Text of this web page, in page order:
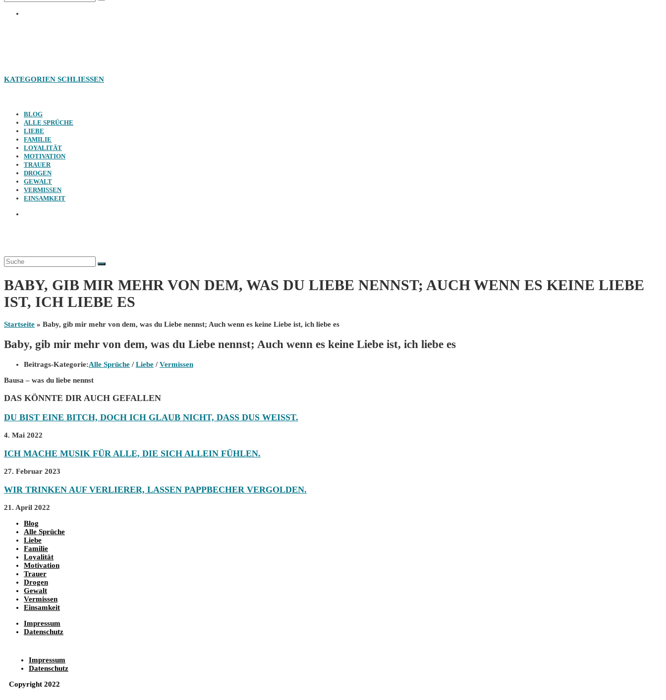
KATEGORIEN SCHLIESSEN
BLOG
ALLE SPRÜCHE
LIEBE
FAMILIE
LOYALITÄT
MOTIVATION
TRAUER
DROGEN
GEWALT
VERMISSEN
EINSAMKEIT
BABY, GIB MIR MEHR VON DEM, WAS DU LIEBE NENNST; AUCH WENN ES KEINE LIEBE
IST, ICH LIEBE ES
Startseite » Baby, gib mir mehr von dem, was du Liebe nennst; Auch wenn es keine Liebe ist, ich liebe es
Baby, gib mir mehr von dem, was du Liebe nennst; Auch wenn es keine Liebe ist, ich liebe es
Beitrags-Kategorie:Alle Sprüche / Liebe / Vermissen
Bausa – was du liebe nennst
DAS KÖNNTE DIR AUCH GEFALLEN
DU BIST EINE BITCH, DOCH ICH GLAUB NICHT, DASS DUS WEISST.
4. Mai 2022
ICH MACHE MUSIK FÜR ALLE, DIE SICH ALLEIN FÜHLEN.
27. Februar 2023
WIR TRINKEN AUF VERLIERER, LASSEN PAPPBECHER VERGOLDEN.
21. April 2022
Blog
Alle Sprüche
Liebe
Familie
Loyalität
Motivation
Trauer
Drogen
Gewalt
Vermissen
Einsamkeit
Impressum
Datenschutz
Impressum
Datenschutz
Copyright 2022